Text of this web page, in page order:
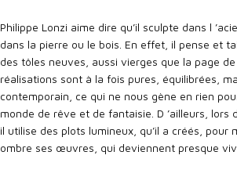
Philippe Lonzi aime dire qu’il sculpte dans l
dans la pierre ou le bois. En effet, il pense et
des tôles neuves, aussi vierges que la page de
réalisations sont à la fois pures, équilibrées,
contemporain, ce qui ne nous gène en rien
monde de rêve et de fantaisie. D ’ailleurs, lors
il utilise des plots lumineux, qu’il a créés, pour
ombre ses œuvres, qui deviennent presque